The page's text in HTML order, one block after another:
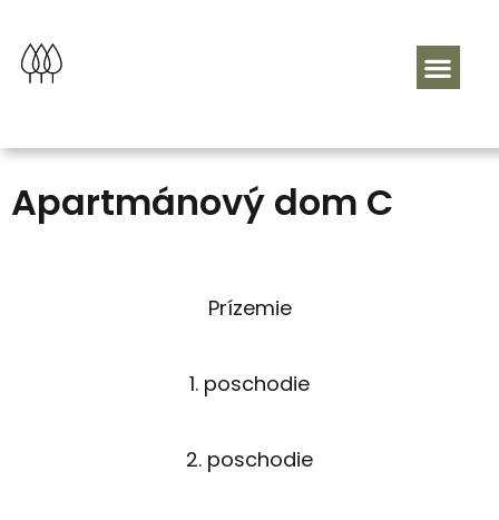
Apartmánový dom C
Prízemie
1. poschodie
2. poschodie